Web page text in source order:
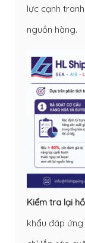
lực cạnh
nguồn hàng.
Kiểm tra lại
khẩu đáp